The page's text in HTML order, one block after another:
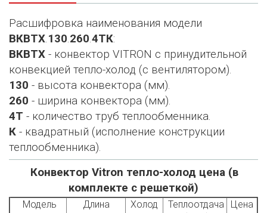
Расшифровка наименования модели
ВКВТХ.130.260.4ТК:
ВКВТХ - конвектор VITRON с принудительной
конвекцией тепло-холод (с вентилятором).
130 - высота конвектора (мм).
260 - ширина конвектора (мм).
4Т - количество труб теплообменника.
К - квадратный (исполнение конструкции
теплообменника).
Конвектор Vitron тепло-холод цена (в
комплекте с решеткой)
Модель
Длина
Холод
Теплоотдача
Цена